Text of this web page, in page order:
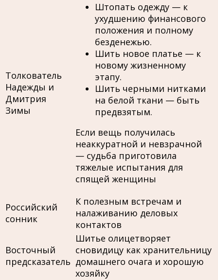
Толкователь
Надежды и
Дмитрия
Зимы
Штопать одежду — к
ухудшению финансового
положения и полному
безденежью.
Шить новое платье — к
новому жизненному
этапу.
Шить черными нитками
на белой ткани — быть
предвзятым.
Если вещь получилась
неаккуратной и невзрачной
— судьба приготовила
тяжелые испытания для
спящей женщины
Российский
сонник
К полезным встречам и
налаживанию деловых
контактов
Восточный
предсказатель
Шитье олицетворяет
сновидицу как хранительницу
домашнего очага и хорошую
хозяйку